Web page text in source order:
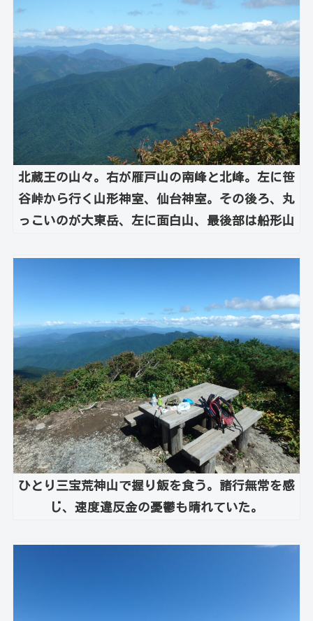
北蔵王の山々。右が雁戸山の南峰と北峰。左に笹
谷峠から行く山形神室、仙台神室。その後ろ、丸
っこいのが大東岳、左に面白山、最後部は船形山
ひとり三宝荒神山で握り飯を食う。諸行無常を感
じ、速度違反金の憂鬱も晴れていた。